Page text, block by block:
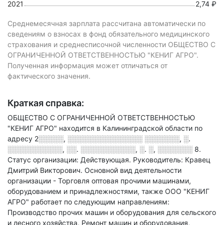
2021 2,74 ₽
Среднемесячная зарплата рассчитана автоматически по
сведениям о взносах в фонд обязательного медицинского
страхования и среднесписочной численности ОБЩЕСТВО С
ОГРАНИЧЕННОЙ ОТВЕТСТВЕННОСТЬЮ "КЕНИГ АГРО".
Полученная информация может отличаться от
фактического значения.
Краткая справка:
ОБЩЕСТВО С ОГРАНИЧЕННОЙ ОТВЕТСТВЕННОСТЬЮ
"КЕНИГ АГРО" находится в Калининградской области по
адресу 2░░░░░, ░░░░░░░░░░░░░░░ ░░░░░░░, ░.
░░░░░░░░░░░, ░░. ░░░░░░░░░░░, ░. ░, ░░░░░░░ 8.
Статус организации: Действующая. Руководитель: Кравец
Дмитрий Викторович. Основной вид деятельности
организации - Торговля оптовая прочими машинами,
оборудованием и принадлежностями, также ООО "КЕНИГ
АГРО" работает по следующим направлениям:
Производство прочих машин и оборудования для сельского
и лесного хозяйства, Ремонт машин и оборудования,